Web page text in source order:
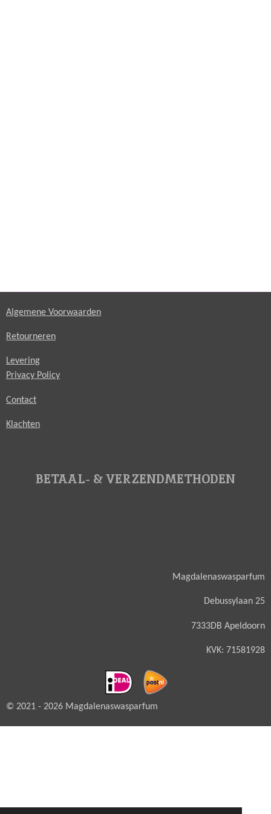
Algemene Voorwaarden
Retourneren
Levering
Privacy Policy
Contact
Klachten
BETAAL- & VERZENDMETHODEN
Magdalenaswasparfum
Debussylaan 25
7333DB Apeldoorn
KVK: 71581928
© 2021 - 2026 Magdalenaswasparfum